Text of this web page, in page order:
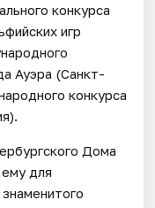
конкурса
игр
Ауэра (Санкт-
конкурса
Дома
для